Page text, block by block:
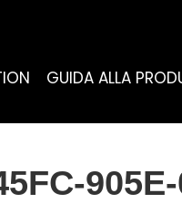
GUIDA ALLA